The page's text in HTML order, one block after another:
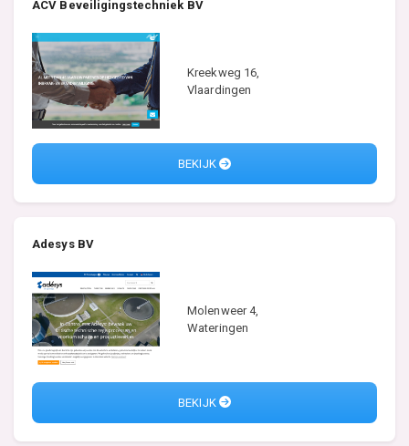
ACV Beveiligingstechniek BV
Kreekweg 16,
Vlaardingen
BEKIJK
Adesys BV
Molenweer 4,
Wateringen
BEKIJK